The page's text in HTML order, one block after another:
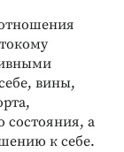
вины,
состояния, а
к себе.